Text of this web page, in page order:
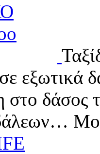
εξωτικά
στο δάσος